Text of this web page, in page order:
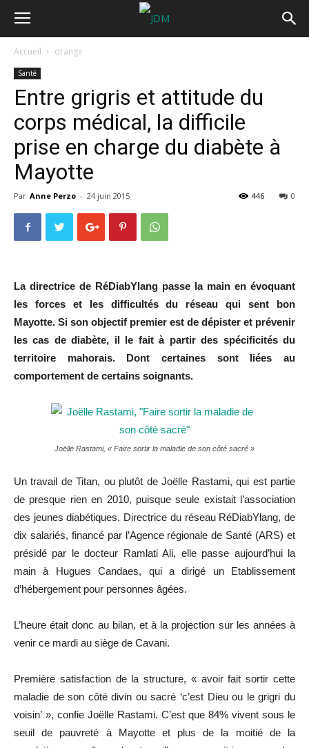
Accueil orange
Santé
Entre grigris et attitude du
corps médical, la difficile
prise en charge du diabète à
Mayotte
Par Anne Perzo - 24 juin 2015 0
446
La directrice de RéDiabYlang passe la main en évoquant
les forces et les difficultés du réseau qui sent bon
Mayotte. Si son objectif premier est de dépister et prévenir
les cas de diabète, il le fait à partir des spécificités du
territoire mahorais. Dont certaines sont liées au
comportement de certains soignants.
Joëlle Rastami, « Faire sortir la maladie de son côté sacré »
Un travail de Titan, ou plutôt de Joëlle Rastami, qui est partie
de presque rien en 2010, puisque seule existait l’association
des jeunes diabétiques. Directrice du réseau RéDiabYlang, de
dix salariés, financé par l’Agence régionale de Santé (ARS) et
présidé par le docteur Ramlati Ali, elle passe aujourd’hui la
main à Hugues Candaes, qui a dirigé un Etablissement
d’hébergement pour personnes âgées.
L’heure était donc au bilan, et à la projection sur les années à
venir ce mardi au siège de Cavani.
Première satisfaction de la structure, « avoir fait sortir cette
maladie de son côté divin ou sacré ‘c’est Dieu ou le grigri du
voisin’ », confie Joëlle Rastami. C’est que 84% vivent sous le
seuil de pauvreté à Mayotte et plus de la moitié de la